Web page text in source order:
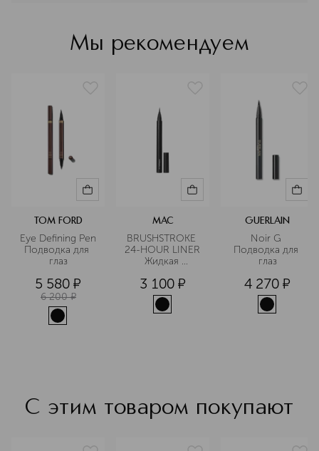
странах присутствия.
Мы рекомендуем
TOM FORD
Eye Defining Pen
Подводка для
глаз
5 580 ¤
6 200 ¤
MAC
BRUSHSTROKE
24-HOUR LINER
Жидкая
глаз
3 100 ¤
GUERLAIN
Noir G
Подводка для
глаз
4 270 ¤
С этим товаром покупают